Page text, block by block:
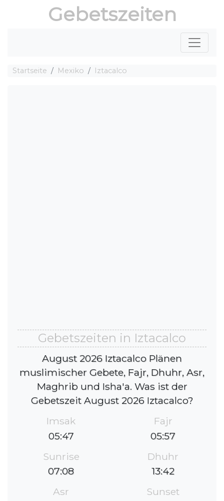
Gebetszeiten
Startseite Mexiko Iztacalco
Gebetszeiten in Iztacalco
August 2026 Iztacalco Plänen
muslimischer Gebete, Fajr, Dhuhr, Asr,
Maghrib und Isha'a. Was ist der
Gebetszeit August 2026 Iztacalco?
Imsak
05:47
Fajr
05:57
Sunrise
07:08
Dhuhr
13:42
Asr
Sunset